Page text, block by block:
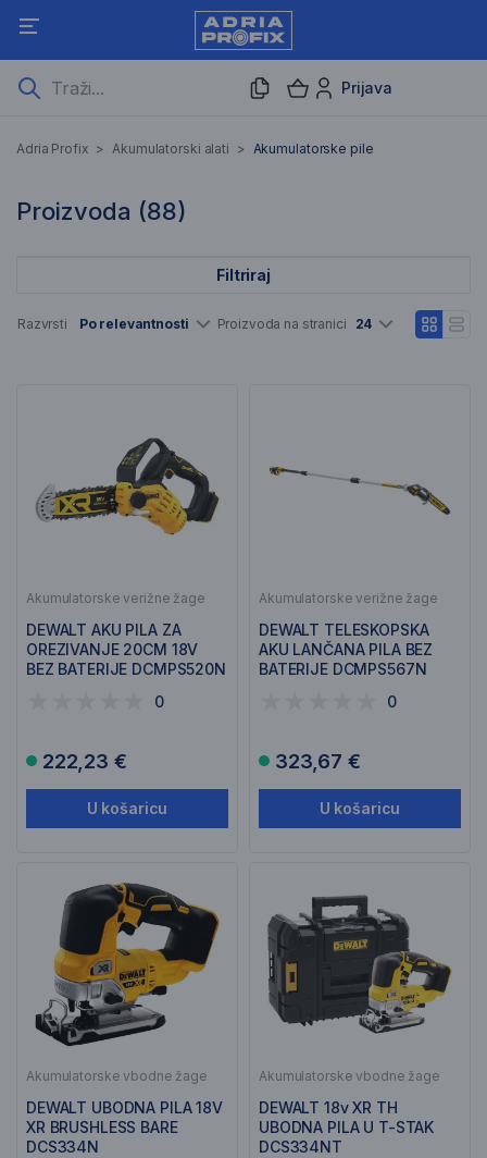
Prijava
Akumulatorske pile
Adria Profix > Akumulatorski alati > Akumulatorske pile
Proizvoda (88)
88 Rezultati pretraživanja
Filtriraj
Popis artikala
Razvrsti Po relevantnosti Proizvoda na stranici 24
Akumulatorske verižne žage
DEWALT AKU PILA ZA
OREZIVANJE 20CM 18V
BEZ BATERIJE DCMPS520N
0
222,23 €
U košaricu
Akumulatorske verižne žage
DEWALT TELESKOPSKA
AKU LANČANA PILA BEZ
BATERIJE DCMPS567N
0
323,67 €
U košaricu
Akumulatorske vbodne žage
DEWALT UBODNA PILA 18V
XR BRUSHLESS BARE
DCS334N
Akumulatorske vbodne žage
DEWALT 18v XR TH
UBODNA PILA U T-STAK
DCS334NT